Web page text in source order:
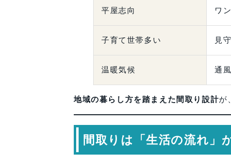
平屋志向 ワ
子育て世帯多い 見
温暖気候 通
地域の暮らし方を踏まえた間取り設計が
間取りは「生活の流れ」